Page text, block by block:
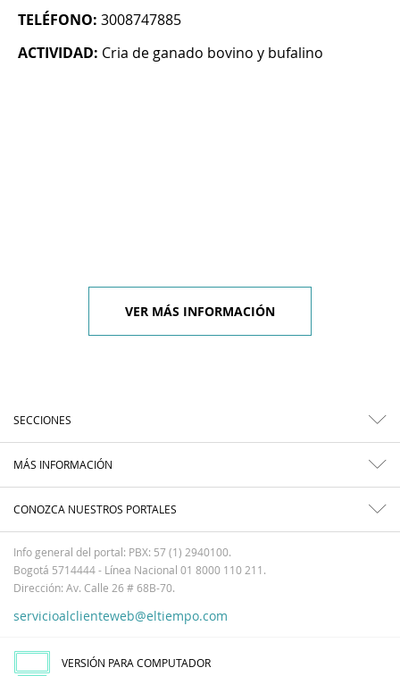
TELÉFONO: 3008747885
ACTIVIDAD: Cria de ganado bovino y bufalino
VER MÁS INFORMACIÓN
SECCIONES
MÁS INFORMACIÓN
CONOZCA NUESTROS PORTALES
Info general del portal: PBX: 57 (1) 2940100.
Bogotá 5714444 - Línea Nacional 01 8000 110 211.
Dirección: Av. Calle 26 # 68B-70.
servicioalclienteweb@eltiempo.com
VERSIÓN PARA COMPUTADOR